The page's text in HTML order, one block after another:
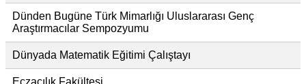
Dünden Bugüne Türk Mimarlığı Uluslararası Genç
Araştırmacılar Sempozyumu
Dünyada Matematik Eğitimi Çalıştayı
Eczacılık Fakültesi